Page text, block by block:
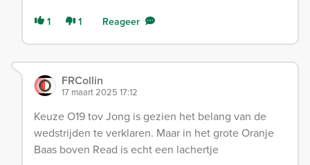
1 1 Reageer
FRCollin
17 maart 2025 17:12
Keuze O19 tov Jong is gezien het belang van de
wedstrijden te verklaren. Maar in het grote Oranje
Baas boven Read is echt een lachertje